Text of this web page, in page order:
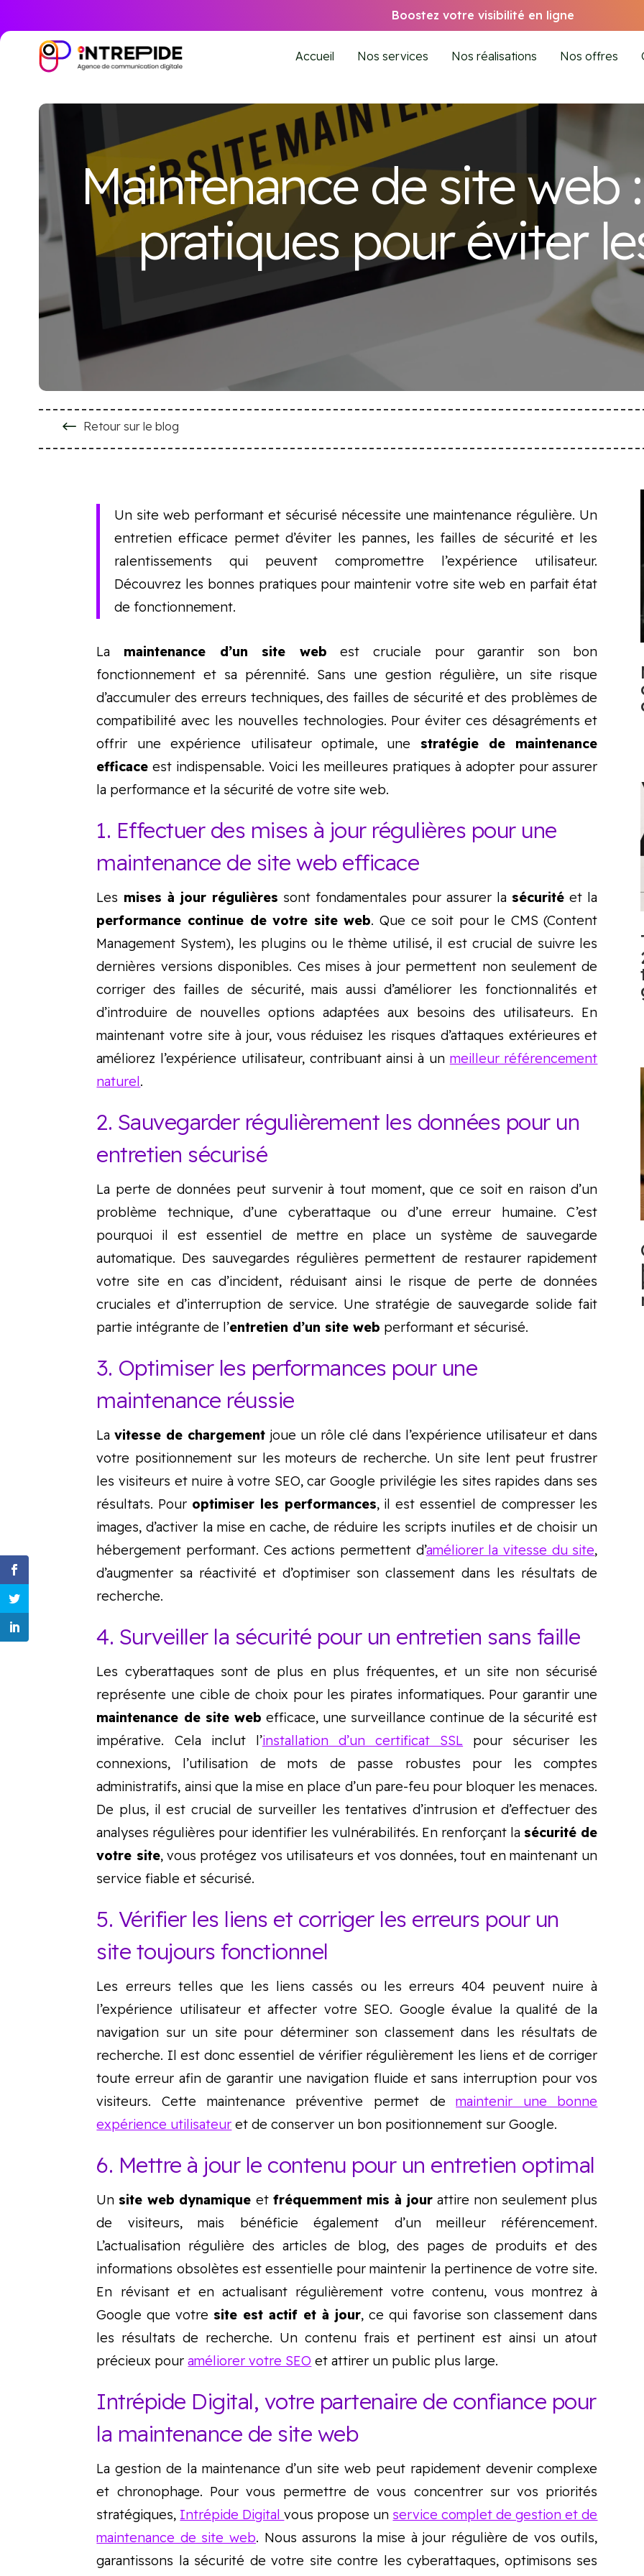
Boostez votre visibilité en ligne
Accueil Nos services Nos réalisations Nos offres
Maintenance de site web
pratiques pour éviter
# Retour sur le blog
Un site web performant et sécurisé nécessite une maintenance régulière. Un
entretien efficace permet d’éviter les pannes, les failles de sécurité et les
ralentissements qui peuvent compromettre l’expérience utilisateur.
Découvrez les bonnes pratiques pour maintenir votre site web en parfait état
de fonctionnement.
La maintenance d’un site web est cruciale pour garantir son bon
fonctionnement et sa pérennité. Sans une gestion régulière, un site risque
d’accumuler des erreurs techniques, des failles de sécurité et des problèmes de
compatibilité avec les nouvelles technologies. Pour éviter ces désagréments et
offrir une expérience utilisateur optimale, une stratégie de maintenance
efficace est indispensable. Voici les meilleures pratiques à adopter pour assurer
la performance et la sécurité de votre site web.
1. Effectuer des mises à jour régulières pour une
maintenance de site web efficace
Les mises à jour régulières sont fondamentales pour assurer la sécurité et la
performance continue de votre site web. Que ce soit pour le CMS (Content
Management System), les plugins ou le thème utilisé, il est crucial de suivre les
dernières versions disponibles. Ces mises à jour permettent non seulement de
corriger des failles de sécurité, mais aussi d’améliorer les fonctionnalités et
d’introduire de nouvelles options adaptées aux besoins des utilisateurs. En
maintenant votre site à jour, vous réduisez les risques d’attaques extérieures et
améliorez l’expérience utilisateur, contribuant ainsi à un meilleur référencement
naturel.
2. Sauvegarder régulièrement les données pour un
entretien sécurisé
La perte de données peut survenir à tout moment, que ce soit en raison d’un
problème technique, d’une cyberattaque ou d’une erreur humaine. C’est
pourquoi il est essentiel de mettre en place un système de sauvegarde
automatique. Des sauvegardes régulières permettent de restaurer rapidement
votre site en cas d’incident, réduisant ainsi le risque de perte de données
cruciales et d’interruption de service. Une stratégie de sauvegarde solide fait
partie intégrante de l’entretien d’un site web performant et sécurisé.
3. Optimiser les performances pour une
maintenance réussie
Lavitesse de chargementjoue un rôle clé dans l’expérience utilisateur et dans
votre positionnement sur les moteurs de recherche. Un site lent peut frustrer
les visiteurs et nuire à votre SEO, car Google privilégie les sites rapides dans ses
résultats. Pour optimiser les performances, il est essentiel de compresser les
images, d’activer la mise en cache, de réduire les scripts inutiles et de choisir un
hébergement performant. Ces actions permettent d’améliorer la vitesse du site,
d’augmenter sa réactivité et d’optimiser son classement dans les résultats de
recherche.
4. Surveiller la sécurité pour un entretien sans faille
Les cyberattaques sont de plus en plus fréquentes, et un site non sécurisé
représente une cible de choix pour les pirates informatiques. Pour garantir une
maintenance de site web efficace, une surveillance continue de la sécurité est
impérative. Cela inclut l’installation d’un certificat SSL pour sécuriser les
connexions, l’utilisation de mots de passe robustes pour les comptes
administratifs, ainsi que la mise en place d’un pare-feu pour bloquer les menaces.
De plus, il est crucial de surveiller les tentatives d’intrusion et d’effectuer des
analyses régulières pour identifier les vulnérabilités. En renforçant la sécurité de
votre site, vous protégez vos utilisateurs et vos données, tout en maintenant un
service fiable et sécurisé.
5. Vérifier les liens et corriger les erreurs pour un
site toujours fonctionnel
Les erreurs telles que les liens cassés ou les erreurs 404 peuvent nuire à
l’expérience utilisateur et affecter votre SEO. Google évalue la qualité de la
navigation sur un site pour déterminer son classement dans les résultats de
recherche. Il est donc essentiel de vérifier régulièrement les liens et de corriger
toute erreur afin de garantir une navigation fluide et sans interruption pour vos
visiteurs. Cette maintenance préventive permet demaintenir une bonne
expérience utilisateur et de conserver un bon positionnement sur Google.
6. Mettre à jour le contenu pour un entretien optimal
Un site web dynamiqueet fréquemment mis à jourattire non seulement plus
de visiteurs, mais bénéficie également d’un meilleur référencement.
L’actualisation régulière des articles de blog, des pages de produits et des
informations obsolètes est essentielle pour maintenir la pertinence de votre site.
En révisant et en actualisant régulièrement votre contenu, vous montrez à
Google que votre site est actif et à jour, ce qui favorise son classement dans
les résultats de recherche. Un contenu frais et pertinent est ainsi un atout
précieux pouraméliorer votre SEO et attirer un public plus large.
Intrépide Digital, votre partenaire de confiance pour
la maintenance de site web
La gestion de la maintenance d’un site web peut rapidement devenir complexe
et chronophage. Pour vous permettre de vous concentrer sur vos priorités
stratégiques, Intrépide Digitalvous propose un service complet de gestion et de
maintenance de site web. Nous assurons la mise à jour régulière de vos outils,
garantissons la sécurité de votre site contre les cyberattaques, optimisons ses